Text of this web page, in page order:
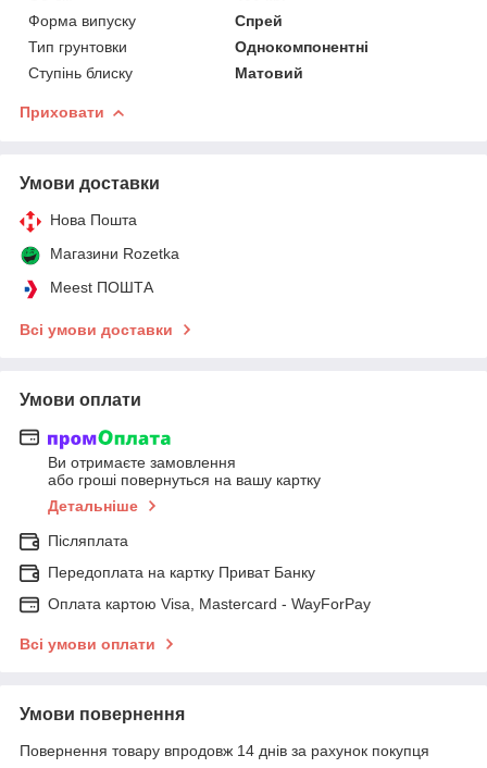
Форма випуску
Спрей
Тип грунтовки
Однокомпонентні
Ступінь блиску
Матовий
Приховати
Умови доставки
Нова Пошта
Магазини Rozetka
Meest ПОШТА
Всі умови доставки
Умови оплати
Ви отримаєте замовлення
або гроші повернуться на вашу картку
Детальніше
Післяплата
Передоплата на картку Приват Банку
Оплата картою Visa, Mastercard - WayForPay
Всі умови оплати
Умови повернення
Повернення товару впродовж 14 днів за рахунок покупця